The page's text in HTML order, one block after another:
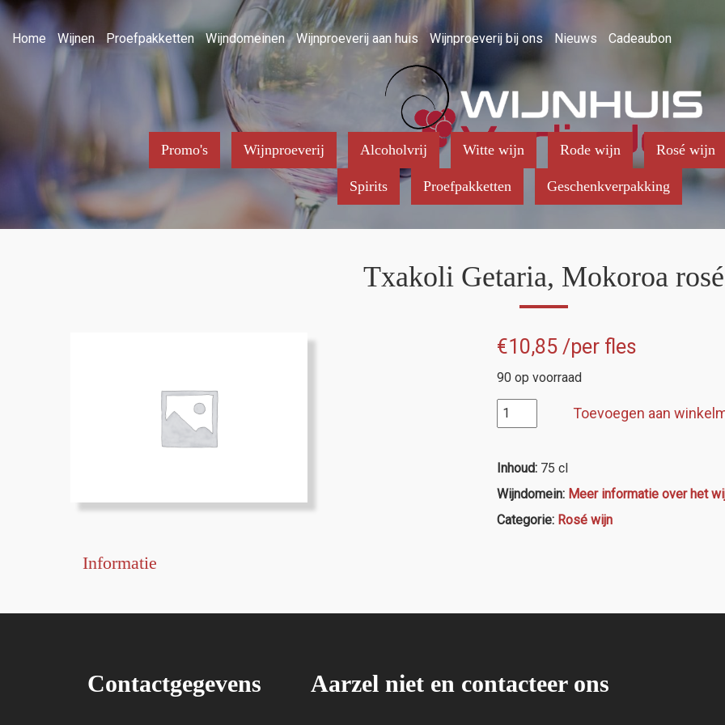
Home Wijnen Proefpakketten Wijndomeinen Wijnproeverij aan huis Wijnproeverij bij ons Nieuws Cadeaubon
Promo's Wijnproeverij Alcoholvrij Witte wijn Rode wijn Rosé wijn
Spirits Proefpakketten Geschenkverpakking
Txakoli Getaria, Mokoroa rosé
€10,85/per fles
90 op voorraad
Txakoli
Getaria,
rosé
aantal
Toevoegen aan
Inhoud: 75 cl
Wijndomein: Meer informatie over het
Categorie: Rosé wijn
Informatie
Contactgegevens Aarzel niet en contacteer ons